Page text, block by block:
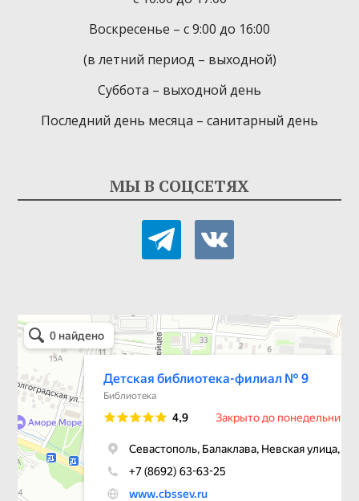
Воскресенье – с 9:00 до 16:00
(в летний период – выходной)
Суббота – выходной день
Последний день месяца – санитарный день
МЫ В СОЦСЕТЯХ
telegram vkontakte
Детская библиотека-филиал № 9
Библиотека в Севастополе